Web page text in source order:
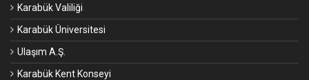
Karabük Valiliği
Karabük Üniversitesi
Ulaşım A.Ş.
Karabük Kent Konseyi